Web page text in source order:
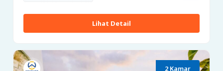
Lihat Detail
2 Kamar